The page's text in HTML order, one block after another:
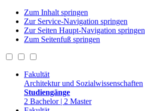
Zum Inhalt springen
Zur Service-Navigation springen
Zur Seiten Haupt-Navigation springen
Zum Seitenfuß springen
Fakultät
Architektur und Sozialwissenschaften
Studiengänge
2 Bachelor | 2 Master